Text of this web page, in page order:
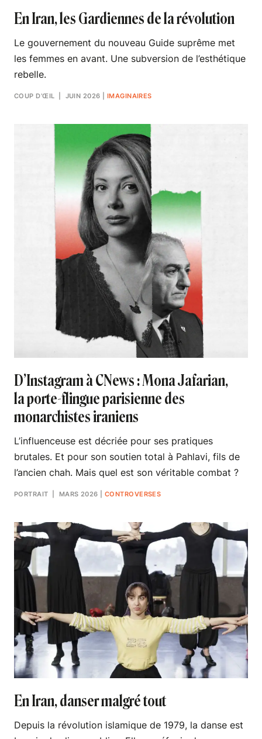
En Iran, les Gardiennes de la révolution
Le gouvernement du nouveau Guide suprême met
les femmes en avant. Une subversion de l’esthétique
rebelle.
COUP D’ŒIL | JUIN 2026 IMAGINAIRES
D’Instagram à CNews : Mona Jafarian,
la porte-flingue parisienne des
monarchistes iraniens
L’influenceuse est décriée pour ses pratiques
brutales. Et pour son soutien total à Pahlavi, fils de
l’ancien chah. Mais quel est son véritable combat ?
PORTRAIT | MARS 2026 |CONTROVERSES
En Iran, danser malgré tout
Depuis la révolution islamique de 1979, la danse est